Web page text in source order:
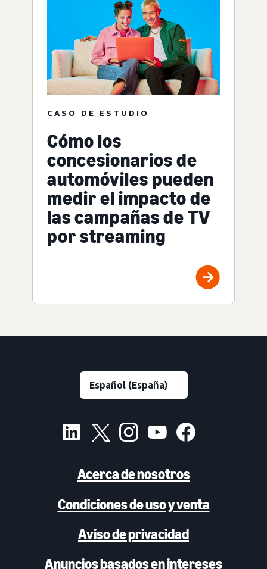
CASO DE ESTUDIO
Cómo los
concesionarios de
automóviles pueden
medir el impacto de
las campañas de TV
por streaming
Acerca de nosotros
Condiciones de uso y venta
Aviso de privacidad
Anuncios basados en intereses